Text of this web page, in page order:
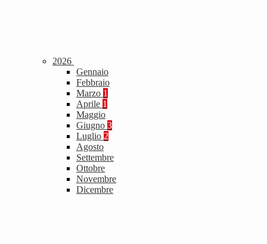
2026
Gennaio
Febbraio
Marzo 1
Aprile 1
Maggio
Giugno 3
Luglio 2
Agosto
Settembre
Ottobre
Novembre
Dicembre